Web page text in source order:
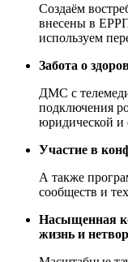
Создаём
внесены в
используем
Забота о
ДМС с
подключения
юридической и
Участие в
А также
сообществ и
Насыщенная
жизнь и